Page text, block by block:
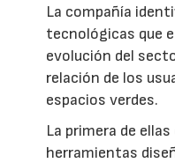
La compañía
tecnológicas que
evolución del
relación de los
espacios verdes.
La primera de
herramientas